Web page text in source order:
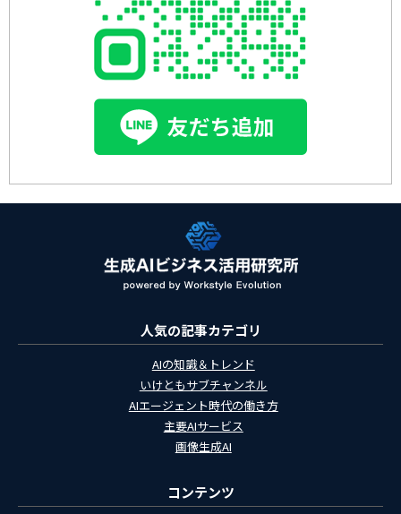
人気の記事カテゴリ
AIの知識＆トレンド
いけともサブチャンネル
AIエージェント時代の働き方
主要AIサービス
画像生成AI
コンテンツ